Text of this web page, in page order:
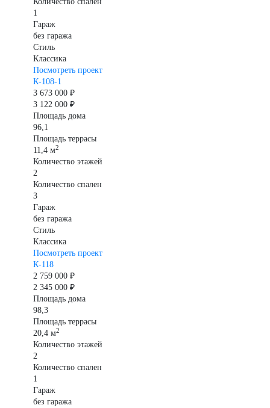
1
Гараж
без гаража
Стиль
Классика
Посмотреть проект
К-108-1
3 673 000 ₽
3 122 000 ₽
Площадь дома
96,1
Площадь террасы
11,4 м2
Количество этажей
2
Количество спален
3
Гараж
без гаража
Стиль
Классика
Посмотреть проект
К-118
2 759 000 ₽
2 345 000 ₽
Площадь дома
98,3
Площадь террасы
20,4 м2
Количество этажей
2
Количество спален
1
Гараж
без гаража